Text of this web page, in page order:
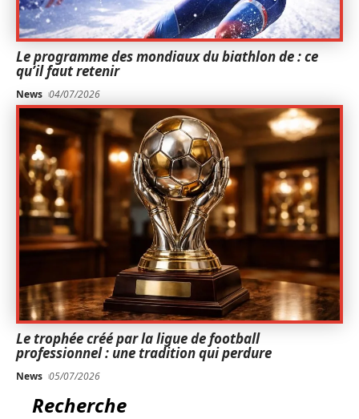
Le programme des mondiaux du biathlon de : ce
qu’il faut retenir
News 04/07/2026
Le trophée créé par la ligue de football
professionnel : une tradition qui perdure
News 05/07/2026
Recherche